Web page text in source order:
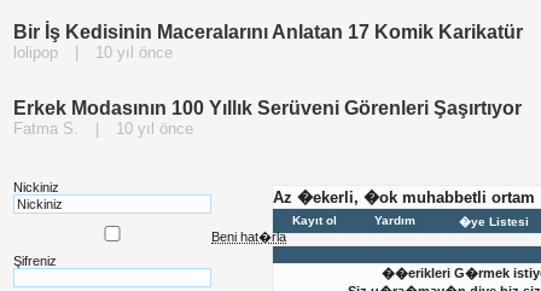
Bir İş Kedisinin Maceralarını Anlatan 17 Komik Karikatür
lolipop 10 yıl önce
Erkek Modasının 100 Yıllık Serüveni Görenleri Şaşırtıyor
Fatma S. 10 yıl önce
Nickiniz
Beni hat�rla
Şifreniz
Az �ekerli, �ok muhabbetli ortam
Kayıt ol Yardım �ye Listesi
��erikleri G�rmek